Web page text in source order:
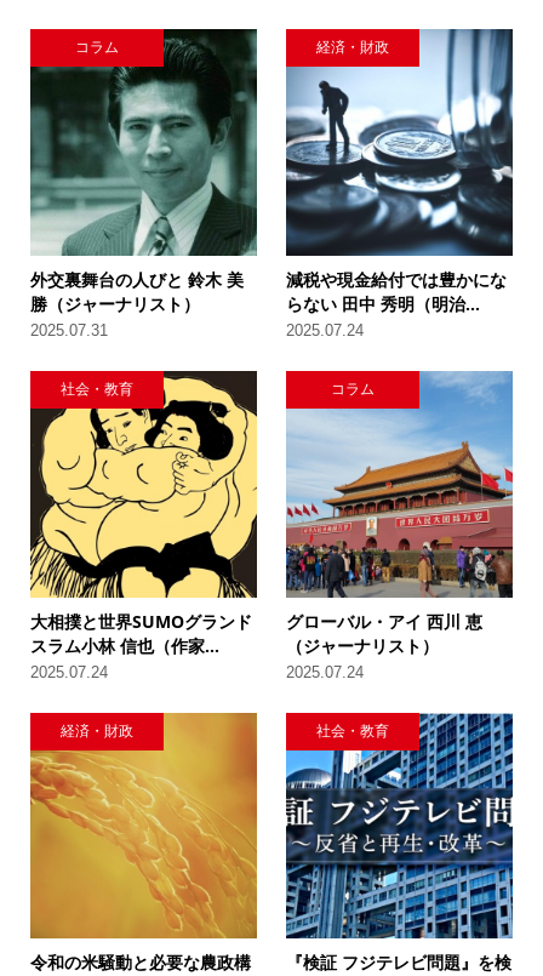
コラム
外交裏舞台の人びと 鈴木 美
勝（ジャーナリスト）
2025.07.31
経済・財政
減税や現金給付では豊かにな
らない 田中 秀明（明治...
2025.07.24
社会・教育
大相撲と世界SUMOグランド
スラム小林 信也（作家...
2025.07.24
コラム
グローバル・アイ 西川 恵
（ジャーナリスト）
2025.07.24
経済・財政
令和の米騒動と必要な農政構
社会・教育
『検証 フジテレビ問題』を検